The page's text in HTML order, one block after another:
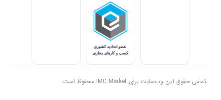
انواع پلی یورتان استفاده شده و قابلیت برگشت پذیری و مقاومت سایشی
بالا، از ویژگی‌های اصلی شیلنگ های فنری کنزاکس می باشد. کنزاکس در
تولید شیلنگ های فنری از بهترین انواع اتصالات کوپلینگی مجهز به
فنرهای محافظ خمیدگی شیلنگ استفاده شده است.
تمامی حقوق این وب‌سایت برای IMC Market محفوظ است.